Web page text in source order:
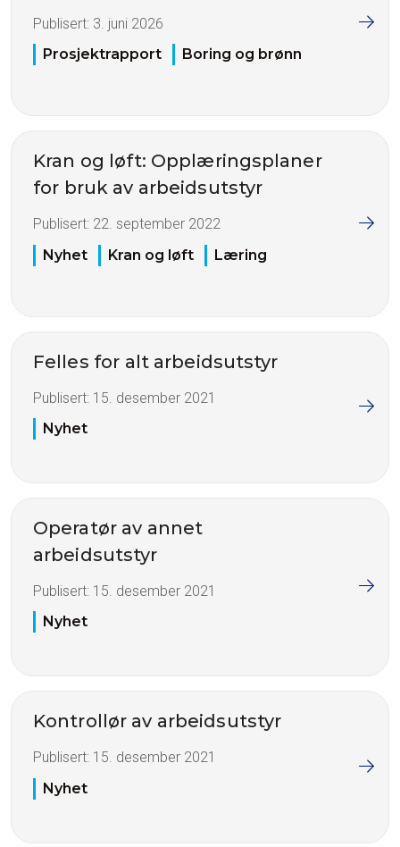
Publisert: 3. juni 2026
Prosjektrapport
Boring og brønn
Kran og løft: Opplæringsplaner
for bruk av arbeidsutstyr
Publisert: 22. september 2022
Nyhet
Kran og løft Læring
Felles for alt arbeidsutstyr
Publisert: 15. desember 2021
Nyhet
Operatør av annet
arbeidsutstyr
Publisert: 15. desember 2021
Nyhet
Kontrollør av arbeidsutstyr
Publisert: 15. desember 2021
Nyhet